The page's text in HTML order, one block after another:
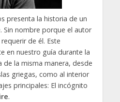
presenta la historia de un
Sin nombre porque el autor
de él. Este
en nuestro guía durante la
de la misma manera, desde
griegas, como al interior
principales: El incógnito
.